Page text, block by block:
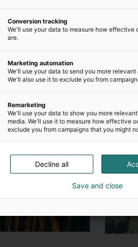
Conversion tracking
We'll use your data to measure how effective
are.
Marketing automation
We'll use your data to send you more
We'll also use it to exclude you from
Remarketing
We'll use your data to show you more
media. We'll use it to measure how effective
exclude you from campaigns that you might
Decline all
Save and close